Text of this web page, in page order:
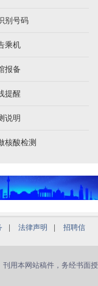
别号码
乘机
报备
提醒
说明
核酸检测
法律声明
招聘信
用本网站稿件，务经书面授